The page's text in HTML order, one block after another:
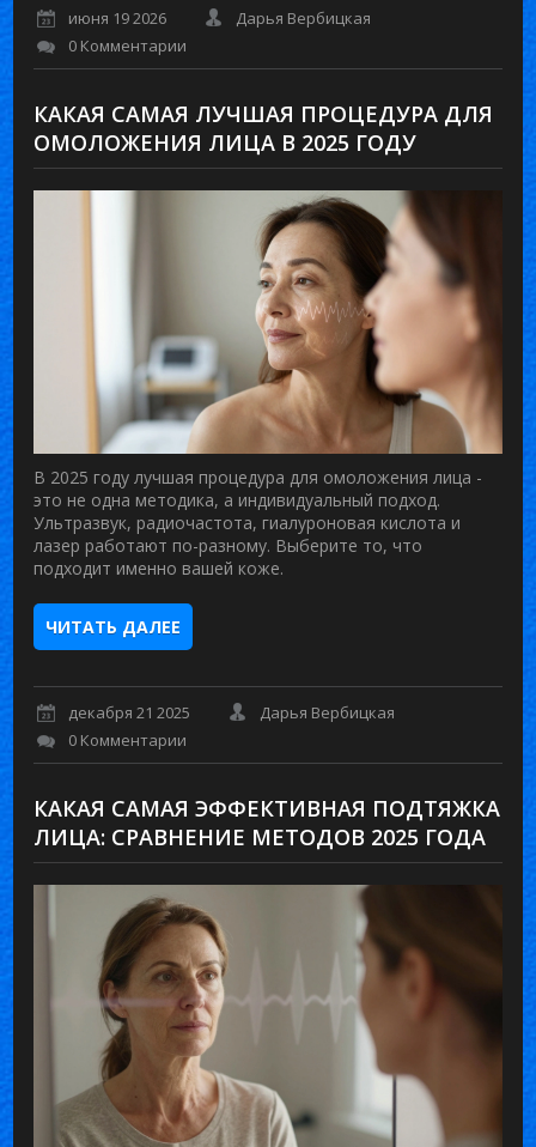
июня 19 2026
Дарья Вербицкая
0 Комментарии
КАКАЯ САМАЯ ЛУЧШАЯ ПРОЦЕДУРА ДЛЯ
ОМОЛОЖЕНИЯ ЛИЦА В 2025 ГОДУ
В 2025 году лучшая процедура для омоложения лица -
это не одна методика, а индивидуальный подход.
Ультразвук, радиочастота, гиалуроновая кислота и
лазер работают по-разному. Выберите то, что
подходит именно вашей коже.
ЧИТАТЬ ДАЛЕЕ
декабря 21 2025
Дарья Вербицкая
0 Комментарии
КАКАЯ САМАЯ ЭФФЕКТИВНАЯ ПОДТЯЖКА
ЛИЦА: СРАВНЕНИЕ МЕТОДОВ 2025 ГОДА